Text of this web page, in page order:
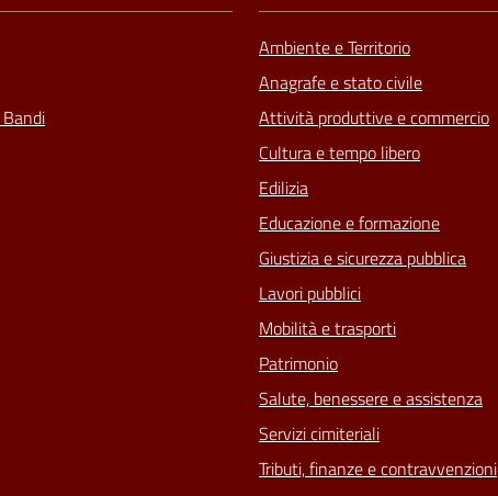
Ambiente e Territorio
Anagrafe e stato civile
Attività produttive e commercio
Cultura e tempo libero
Edilizia
Educazione e formazione
Giustizia e sicurezza pubblica
Lavori pubblici
Mobilità e trasporti
Patrimonio
Salute, benessere e assistenza
Servizi cimiteriali
Tributi, finanze e contravvenzioni